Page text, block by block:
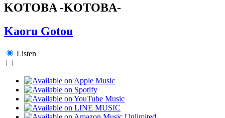
KOTOBA -KOTOBA-
Kaoru Gotou
Listen